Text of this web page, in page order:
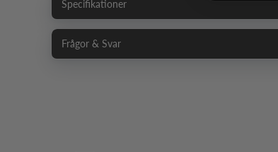
Specifikationer
Frågor & Svar